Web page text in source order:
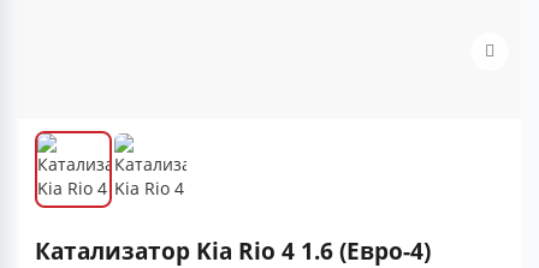
Катализатор Kia Rio 4 1.6 (Евро-4)